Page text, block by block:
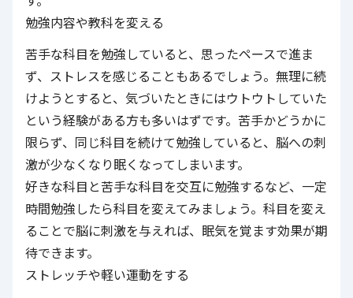
勉強内容や教科を変える
苦手な科目を勉強していると、思ったペースで進ま
ず、ストレスを感じることもあるでしょう。無理に続
けようとすると、気づいたときにはウトウトしていた
という経験がある方も多いはずです。苦手かどうかに
限らず、同じ科目を続けて勉強していると、脳への刺
激が少なくなり眠くなってしまいます。
好きな科目と苦手な科目を交互に勉強するなど、一定
時間勉強したら科目を変えてみましょう。科目を変え
ることで脳に刺激を与えれば、眠気を覚ます効果が期
待できます。
ストレッチや軽い運動をする